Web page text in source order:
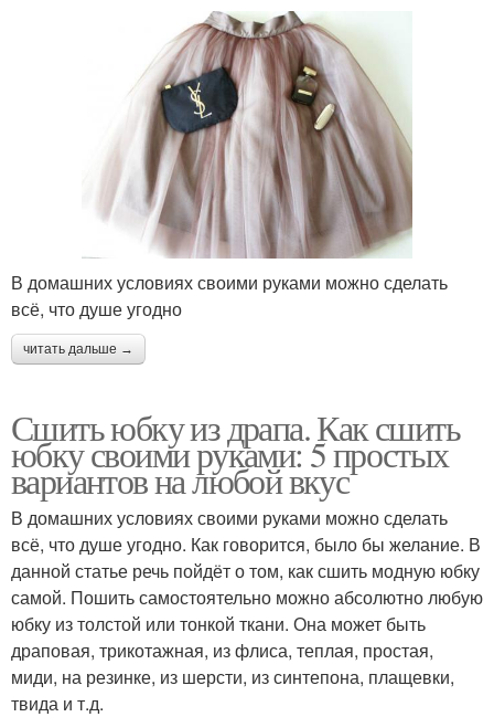
В домашних условиях своими руками можно сделать
всё, что душе угодно
читать дальше →
Сшить юбку из драпа. Как сшить
юбку своими руками: 5 простых
вариантов на любой вкус
В домашних условиях своими руками можно сделать
всё, что душе угодно. Как говорится, было бы желание. В
данной статье речь пойдёт о том, как сшить модную юбку
самой. Пошить самостоятельно можно абсолютно любую
юбку из толстой или тонкой ткани. Она может быть
драповая, трикотажная, из флиса, теплая, простая,
миди, на резинке, из шерсти, из синтепона, плащевки,
твида и т.д.